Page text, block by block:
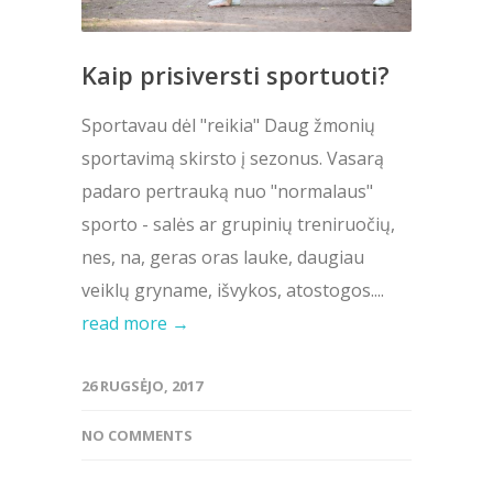
Kaip prisiversti sportuoti?
Sportavau dėl "reikia" Daug žmonių
sportavimą skirsto į sezonus. Vasarą
padaro pertrauką nuo "normalaus"
sporto - salės ar grupinių treniruočių,
nes, na, geras oras lauke, daugiau
veiklų gryname, išvykos, atostogos....
read more →
26 RUGSĖJO, 2017
NO COMMENTS